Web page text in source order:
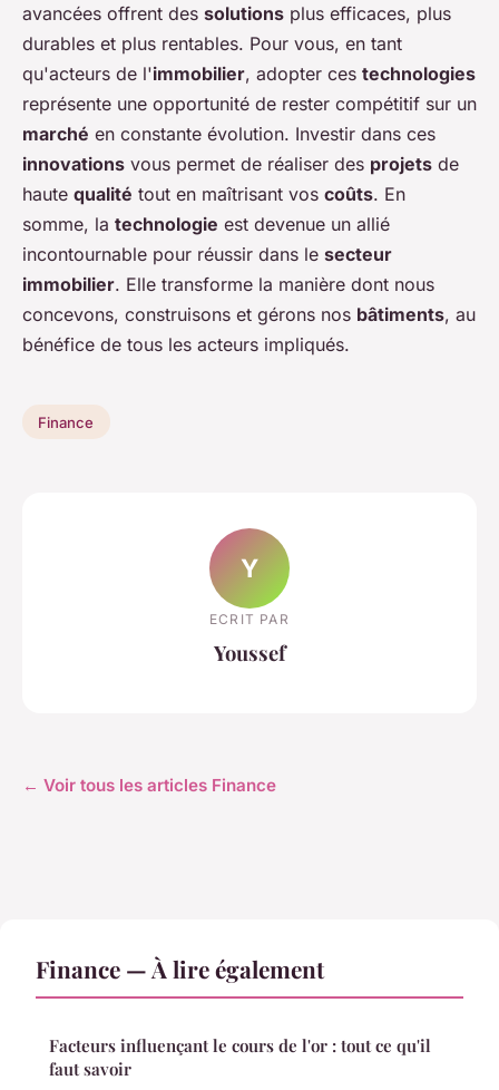
avancées offrent des solutions plus efficaces, plus
durables et plus rentables. Pour vous, en tant
qu'acteurs de l'immobilier, adopter ces technologies
représente une opportunité de rester compétitif sur un
marché en constante évolution. Investir dans ces
innovations vous permet de réaliser des projets de
haute qualité tout en maîtrisant vos coûts. En
somme, la technologie est devenue un allié
incontournable pour réussir dans le secteur
immobilier. Elle transforme la manière dont nous
concevons, construisons et gérons nos bâtiments, au
bénéfice de tous les acteurs impliqués.
Finance
Y
ECRIT PAR
Youssef
← Voir tous les articles Finance
Finance — À lire également
Facteurs influençant le cours de l'or : tout ce qu'il
faut savoir